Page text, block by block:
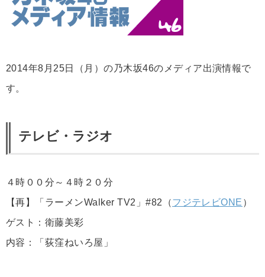
2014年8月25日（月）の乃木坂46のメディア出演情報で
す。
テレビ・ラジオ
４時００分～４時２０分
【再】「ラーメンWalker TV2」#82（フジテレビONE ）
ゲスト：衛藤美彩
内容：「荻窪ねいろ屋」